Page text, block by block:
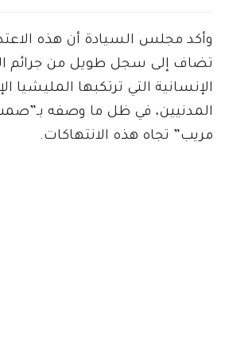
وأكد مجلس السيادة أن هذه
تضاف إلى سجل طويل من جرائم
الإنسانية التي ترتكبها المليشيا
المدنيين، في ظل ما وصفه
مريب” تجاه هذه الانتهاكات.